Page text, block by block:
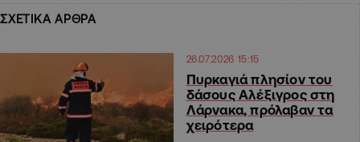
ΣΧΕΤΙΚΑ ΑΡΘΡΑ
26.07.2026 15:15
Πυρκαγιά πλησίον του
δάσους Αλέξιγρος στη
Λάρνακα, πρόλαβαν τα
χειρότερα